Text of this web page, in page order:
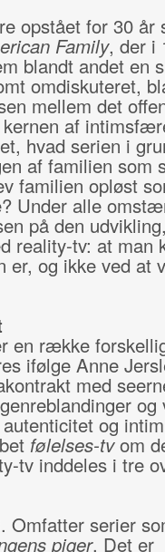
opstået for 30 år
Family, der i
blandt andet en
omdiskuteret,
mellem det
af
hvad serien i
af familien som
familien opløst
Under alle
på den
reality-tv: at man
er, og ikke ved at
en række
ifølge Anne
med
og
og
følelses-tvom
tv inddeles i tre
Omfatter serier
piger. Det er